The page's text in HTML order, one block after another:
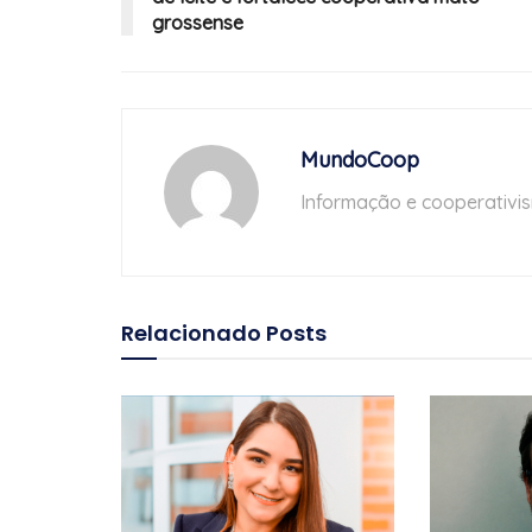
grossense
MundoCoop
Informação e
Relacionado Posts